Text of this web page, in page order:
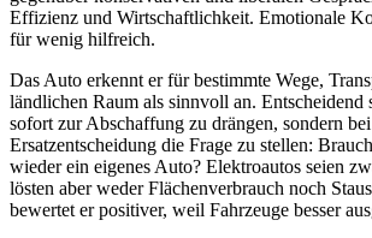
Effizienz und Wirtschaftlichkeit. Emotionale
für wenig hilfreich.
Das Auto erkennt er für bestimmte Wege,
ländlichen Raum als sinnvoll an. Entscheidend
sofort zur Abschaffung zu drängen, sondern
Ersatzentscheidung die Frage zu stellen:
wieder ein eigenes Auto? Elektroautos seien
lösten aber weder Flächenverbrauch noch
bewertet er positiver, weil Fahrzeuge besser